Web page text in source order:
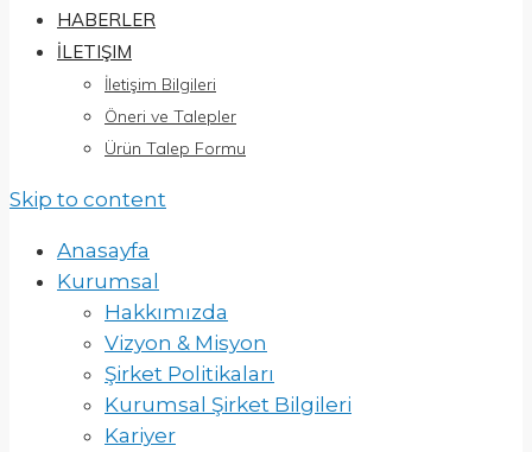
HABERLER
İLETIŞIM
İletişim Bilgileri
Öneri ve Talepler
Ürün Talep Formu
Skip to content
Anasayfa
Kurumsal
Hakkımızda
Vizyon & Misyon
Şirket Politikaları
Kurumsal Şirket Bilgileri
Kariyer